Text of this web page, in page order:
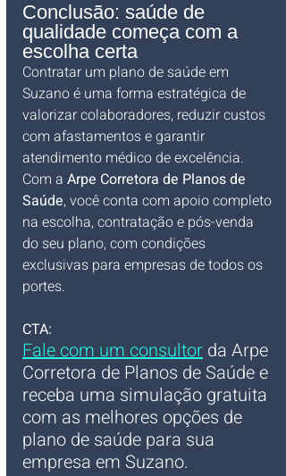
Conclusão: saúde de
qualidade começa com a
escolha certa
Contratar um plano de saúde em
Suzano é uma forma estratégica de
valorizar colaboradores, reduzir custos
com afastamentos e garantir
atendimento médico de excelência.
Com a Arpe Corretora de Planos de
Saúde, você conta com apoio completo
na escolha, contratação e pós-venda
do seu plano, com condições
exclusivas para empresas de todos os
portes.
CTA:
Fale com um consultor da Arpe
Corretora de Planos de Saúde e
receba uma simulação gratuita
com as melhores opções de
plano de saúde para sua
empresa em Suzano.